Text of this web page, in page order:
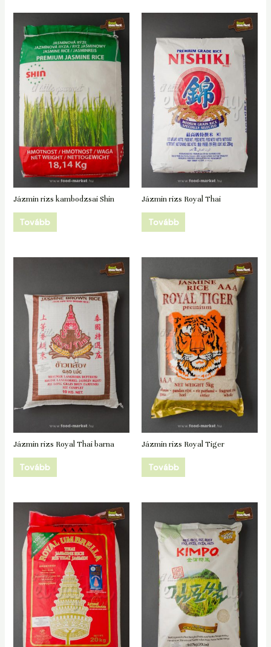
Jázmin rizs kambodzsai Shin
Tovább
Jázmin rizs Royal Thai
Tovább
Jázmin rizs Royal Thai barna
Tovább
Jázmin rizs Royal Tiger
Tovább